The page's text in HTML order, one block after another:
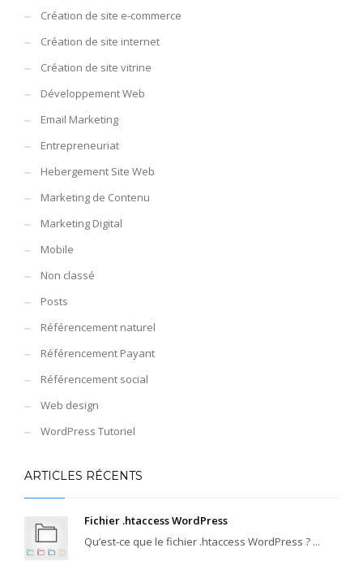
Création de site e-commerce
Création de site internet
Création de site vitrine
Développement Web
Email Marketing
Entrepreneuriat
Hebergement Site Web
Marketing de Contenu
Marketing Digital
Mobile
Non classé
Posts
Référencement naturel
Référencement Payant
Référencement social
Web design
WordPress Tutoriel
ARTICLES RÉCENTS
Fichier .htaccess WordPress
Qu’est-ce que le fichier .htaccess WordPress ? ...